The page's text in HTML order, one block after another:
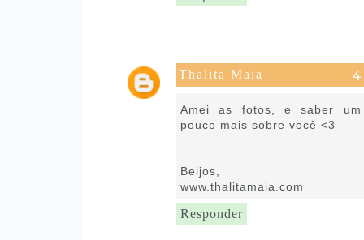
Thalita Maia
Amei as fotos, e saber um
pouco mais sobre você <3
Beijos,
www.thalitamaia.com
Responder